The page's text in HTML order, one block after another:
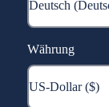
Währung